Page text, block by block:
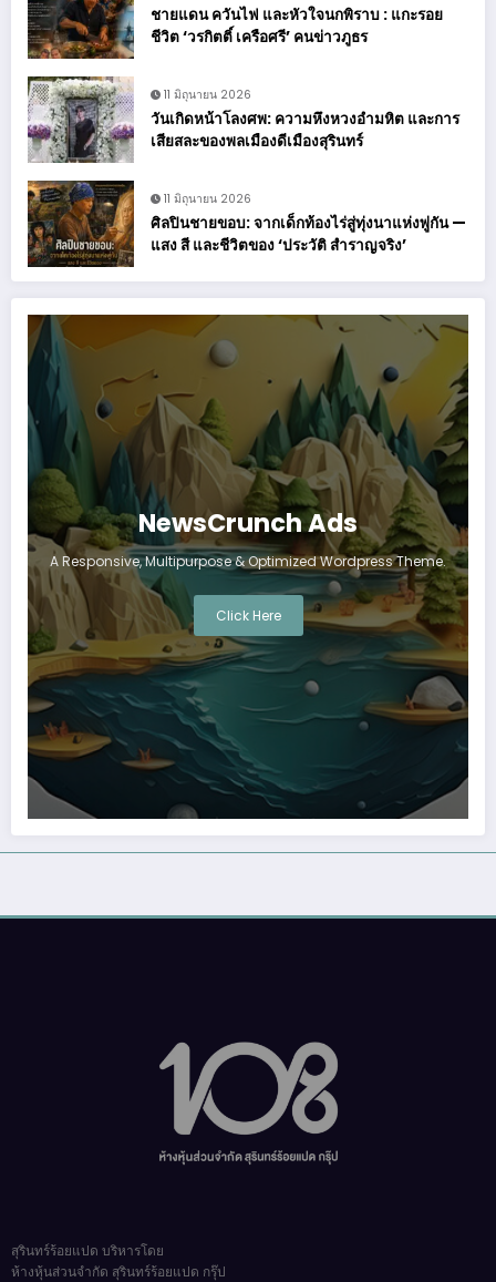
ชายแดน ควันไฟ และหัวใจนกพิราบ : แกะรอย
ชีวิต ‘วรกิตติ์ เครือศรี’ คนข่าวภูธร
11 มิถุนายน 2026
วันเกิดหน้าโลงศพ: ความหึงหวงอำมหิต และการ
เสียสละของพลเมืองดีเมืองสุรินทร์
11 มิถุนายน 2026
ศิลปินชายขอบ: จากเด็กท้องไร่สู่ทุ่งนาแห่งพู่กัน —
แสง สี และชีวิตของ ‘ประวัติ สำราญจริง’
NewsCrunch Ads
A Responsive, Multipurpose & Optimized Wordpress Theme.
Click Here
สุรินทร์ร้อยแปด บริหารโดย
ห้างหุ้นส่วนจำกัด สุรินทร์ร้อยแปด กรุ๊ป